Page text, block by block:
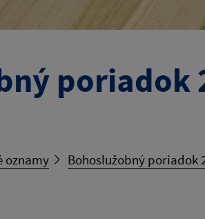
poriadok
oznamy Bohoslužobný poriadok